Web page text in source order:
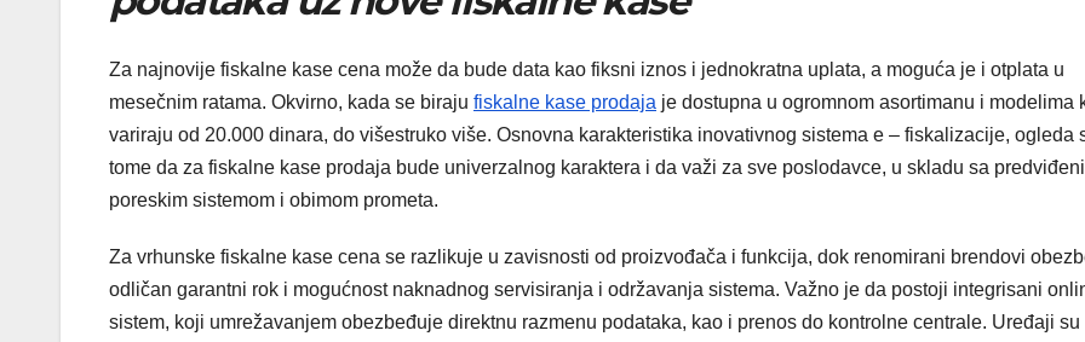
Za najnovije fiskalne kase cena može da bude data kao fiksni iznos i jednokratna uplata, a moguća je i otplata u
mesečnim ratama. Okvirno, kada se biraju fiskalne kase prodaja je dostupna u ogromnom asortimanu i modelima
variraju od 20.000 dinara, do višestruko više. Osnovna karakteristika inovativnog sistema e – fiskalizacije, ogleda
tome da za fiskalne kase prodaja bude univerzalnog karaktera i da važi za sve poslodavce, u skladu sa
poreskim sistemom i obimom prometa.
Za vrhunske fiskalne kase cena se razlikuje u zavisnosti od proizvođača i funkcija, dok renomirani brendovi
odličan garantni rok i mogućnost naknadnog servisiranja i održavanja sistema. Važno je da postoji integrisani
sistem, koji umrežavanjem obezbeđuje direktnu razmenu podataka, kao i prenos do kontrolne centrale. Uređaji su